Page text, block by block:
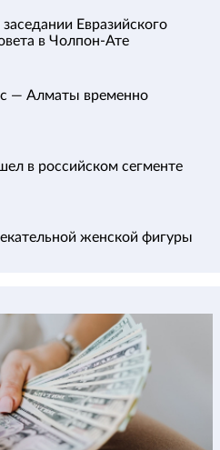
Евразийского
в Чолпон-Ате
— Алматы временно
в российском сегменте
женской фигуры